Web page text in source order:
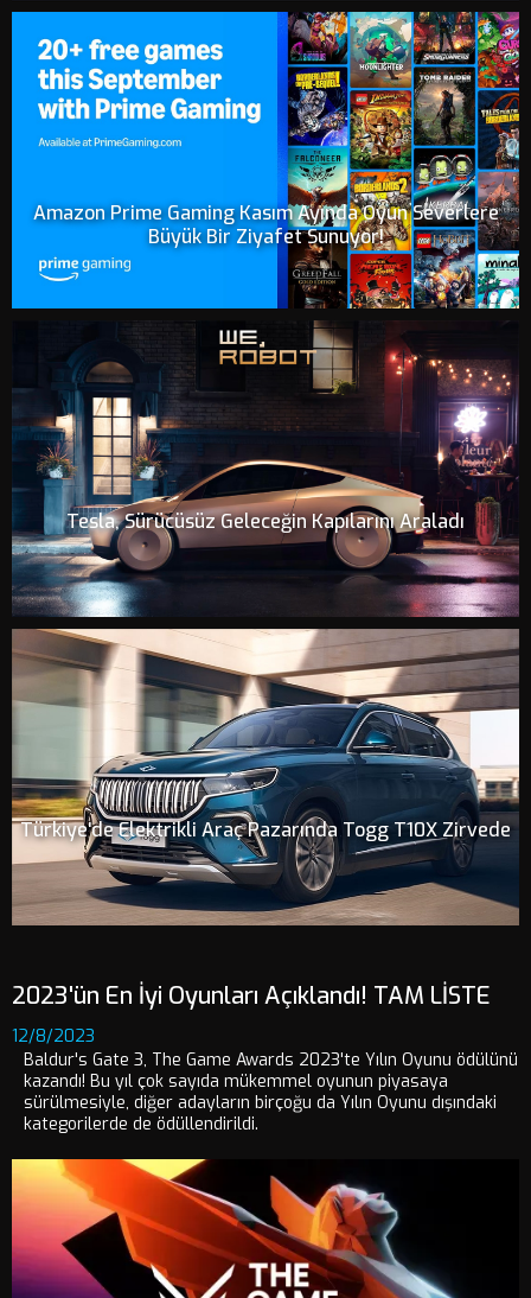
Amazon Prime Gaming Kasım Ayında Oyun Severlere
Büyük Bir Ziyafet Sunuyor!
Tesla, Sürücüsüz Geleceğin Kapılarını Araladı
Türkiye'de Elektrikli Araç Pazarında Togg T10X Zirvede
2023'ün En İyi Oyunları Açıklandı! TAM LİSTE
12/8/2023
Baldur's Gate 3, The Game Awards 2023'te Yılın Oyunu ödülünü
kazandı! Bu yıl çok sayıda mükemmel oyunun piyasaya
sürülmesiyle, diğer adayların birçoğu da Yılın Oyunu dışındaki
kategorilerde de ödüllendirildi.